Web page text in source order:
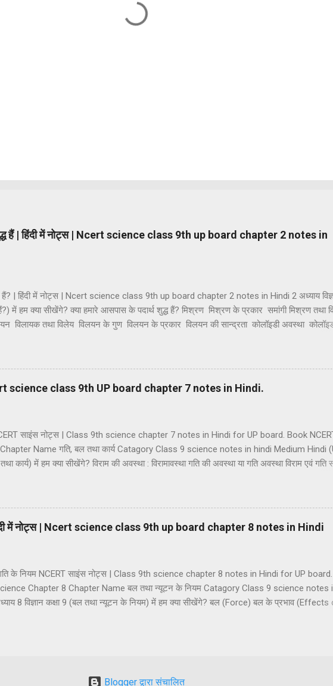
हैं | हिंदी में नोट्स | Ncert science class 9th up board chapter 2 notes in
हैं? | हिंदी में नोट्स | Ncert science class 9th up board chapter 2 notes in Hindi 2 अध्याय
में हम क्या सीखेंगे? क्या हमारे आसपास के पदार्थ शुद्ध हैं? मिश्रण मिश्रण के प्रकार समांगी मिश्रण तथा
विलायक तथा विलेय विलयन के गुण विलयन के प्रकार विलयन की सान्द्रता कोलॉइडी अवस्था
और किसी नई वस्तु का निर्माण नहीं होता है तो ऐसे पदार्थ को मिश्रण कहते हैं। मिश्रण में दो या दो से अधिक
science class 9th UP board chapter 7 notes in Hindi.
साइंस नोट्स | Class 9th science chapter 7 notes in Hindi for UP board. Book
Name गति, बल तथा कार्य Catagory Class 9 science notes in hindi Medium Hindi
कार्य) में हम क्या सीखेंगे? विराम की अवस्था : विरामावस्था गति की अवस्था या गति अवस्था विराम एवं गति
आसमान गति एकसमान गति असमान गति गति की दर का मापन : चाल चाल का मात्रक चाल के प्रकार
(a) औसत चाल (b) तात्क्षणिक चाल वेग वेग का मात्रक वेग के प्रकार (1) एकसमान वेग (2) असमान
में नोट्स | Ncert science class 9th up board chapter 8 notes in Hindi
गति के नियम NCERT साइंस नोट्स | Class 9th science chapter 8 notes in Hindi for UP
Chapter 8 Chapter Name बल तथा न्यूटन के नियम Catagory Class 9 science notes
8 विज्ञान कक्षा 9 (बल तथा न्यूटन के नियम) में हम क्या सीखेंगे? बल (Force) बल के प्रभाव (Effects
बल बलों का वर्गीकरण (1) पेशीय बल (2) यांत्रिक बल (3) गुरुत्वाकर्षण बल (4) घर्षण बल (5) चुम्बकीय बल
Blogger द्वारा संचालित